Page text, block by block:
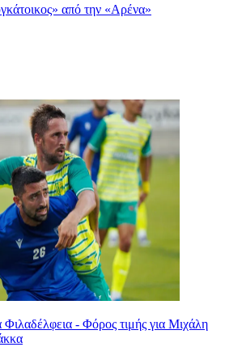
από την «Αρένα»
- Φόρος τιμής για Μιχάλη